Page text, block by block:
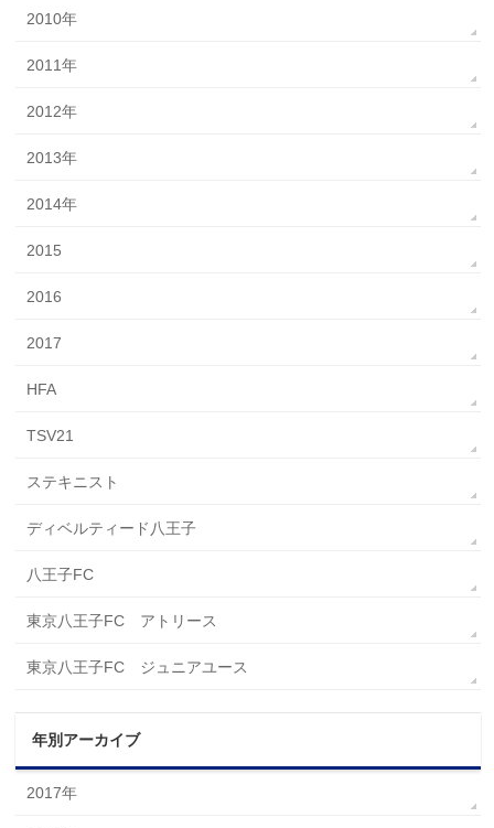
2010年
2011年
2012年
2013年
2014年
2015
2016
2017
HFA
TSV21
ステキニスト
ディベルティード八王子
八王子FC
東京八王子FC アトリース
東京八王子FC ジュニアユース
年別アーカイブ
2017年